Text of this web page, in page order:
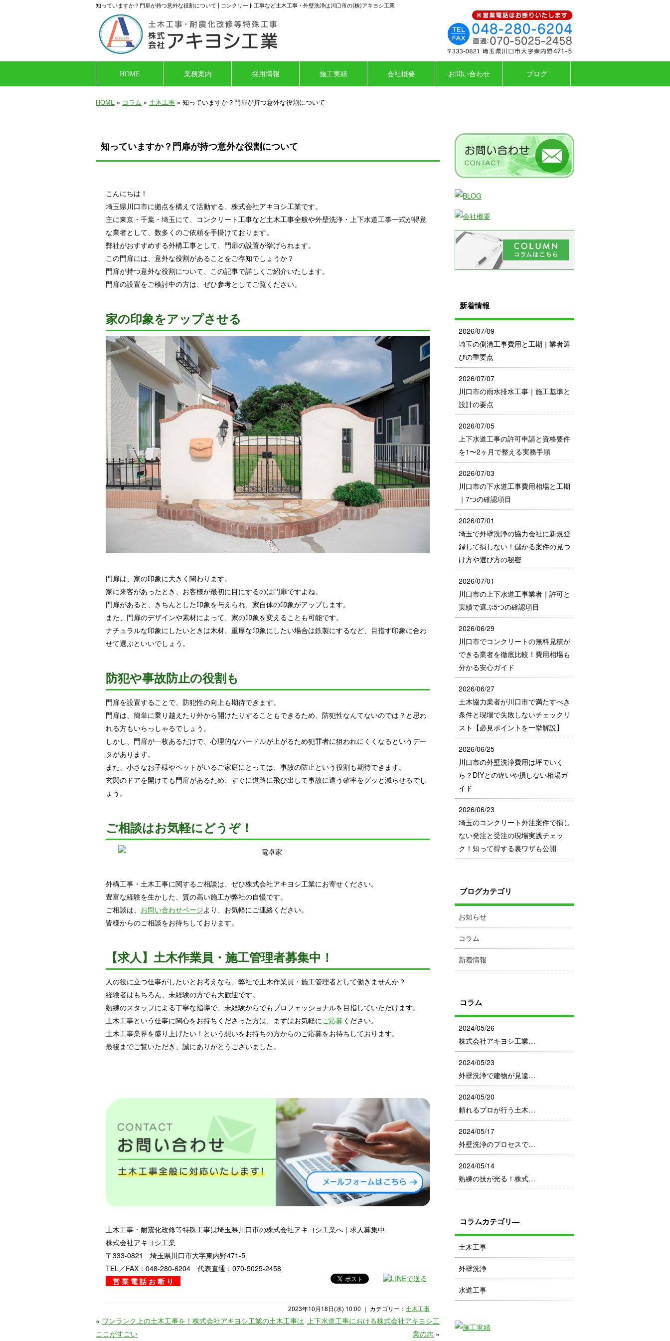
知っていますか？門扉が持つ意外な役割について | コンクリート工事など土木工事・外壁洗浄は川口市の(株)アキヨシ工業
HOME 業務案内 採用情報 施工実績 会社概要 お問い合わせ ブログ
HOME » コラム » 土木工事 » 知っていますか？門扉が持つ意外な役割について
知っていますか？門扉が持つ意外な役割について
こんにちは！
埼玉県川口市に拠点を構えて活動する、株式会社アキヨシ工業です。
主に東京・千葉・埼玉にて、コンクリート工事など土木工事全般や外壁洗浄・上下水道工事一式が得意
な業者として、数多くのご依頼を手掛けております。
弊社がおすすめする外構工事として、門扉の設置が挙げられます。
この門扉には、意外な役割があることをご存知でしょうか？
門扉が持つ意外な役割について、この記事で詳しくご紹介いたします。
門扉の設置をご検討中の方は、ぜひ参考としてご覧ください。
家の印象をアップさせる
門扉は、家の印象に大きく関わります。
家に来客があったとき、お客様が最初に目にするのは門扉ですよね。
門扉があると、きちんとした印象を与えられ、家自体の印象がアップします。
また、門扉のデザインや素材によって、家の印象を変えることも可能です。
ナチュラルな印象にしたいときは木材、重厚な印象にしたい場合は鉄製にするなど、目指す印象に合わ
せて選ぶといいでしょう。
防犯や事故防止の役割も
門扉を設置することで、防犯性の向上も期待できます。
門扉は、簡単に乗り越えたり外から開けたりすることもできるため、防犯性なんてないのでは？と思わ
れる方もいらっしゃるでしょう。
しかし、門扉が一枚あるだけで、心理的なハードルが上がるため犯罪者に狙われにくくなるというデー
タがあります。
また、小さなお子様やペットがいるご家庭にとっては、事故の防止という役割も期待できます。
玄関のドアを開けても門扉があるため、すぐに道路に飛び出して事故に遭う確率をグッと減らせるでし
ょう。
ご相談はお気軽にどうぞ！
外構工事・土木工事に関するご相談は、ぜひ株式会社アキヨシ工業にお寄せください。
豊富な経験を生かした、質の高い施工が弊社の自慢です。
ご相談は、 お問い合わせページより、お気軽にご連絡ください。
皆様からのご相談をお待ちしております。
【求人】土木作業員・施工管理者募集中！
人の役に立つ仕事がしたいとお考えなら、弊社で土木作業員・施工管理者として働きませんか？
経験者はもちろん、未経験の方でも大歓迎です。
熟練のスタッフによる丁寧な指導で、未経験からでもプロフェッショナルを目指していただけます。
土木工事という仕事に関心をお持ちくださった方は、まずはお気軽に ご応募 ください。
土木工事業界を盛り上げたい！という想いをお持ちの方からのご応募をお待ちしております。
最後までご覧いただき、誠にありがとうございました。
土木工事・耐震化改修等特殊工事は埼玉県川口市の株式会社アキヨシ工業へ｜求人募集中
株式会社アキヨシ工業
〒333-0821 埼玉県川口市大字東内野471-5
TEL／FAX：048-280-6204 代表直通：070-5025-2458
営 業 電 話 お 断 り
2023年10月18日(水) 10:00 ｜ カテゴリー： 土木工事
« ワンランク上の土木工事を！株式会社アキヨシ工業の土木工事は
ここがすごい
上下水道工事における株式会社アキヨシ工
業の志 »
新着情報
2026/07/09
埼玉の側溝工事費用と工期｜業者選
びの重要点
2026/07/07
川口市の雨水排水工事｜施工基準と
設計の要点
2026/07/05
上下水道工事の許可申請と資格要件
を1〜2ヶ月で整える実務手順
2026/07/03
川口市の下水道工事費用相場と工期
｜7つの確認項目
2026/07/01
埼玉で外壁洗浄の協力会社に新規登
録して損しない！儲かる案件の見つ
け方や選び方の秘密
2026/07/01
川口市の上下水道工事業者｜許可と
実績で選ぶ5つの確認項目
2026/06/29
川口市でコンクリートの無料見積が
できる業者を徹底比較！費用相場も
分かる安心ガイド
2026/06/27
土木協力業者が川口市で満たすべき
条件と現場で失敗しないチェックリ
スト【必見ポイントを一挙解説】
2026/06/25
川口市の外壁洗浄費用は坪でいく
ら？DIYとの違いや損しない相場ガ
イド
2026/06/23
埼玉のコンクリート外注案件で損し
ない発注と受注の現場実践チェッ
ク！知って得する裏ワザも公開
ブログカテゴリ
お知らせ
コラム
新着情報
コラム
2024/05/26
株式会社アキヨシ工業…
2024/05/23
外壁洗浄で建物が見違…
2024/05/20
頼れるプロが行う土木…
2024/05/17
外壁洗浄のプロセスで…
2024/05/14
熟練の技が光る！株式…
コラムカテゴリ―
土木工事
外壁洗浄
水道工事